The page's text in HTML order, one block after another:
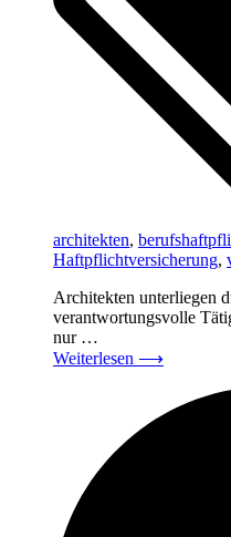
architekten,
Haftpflichtversicherung,
Architekten unterliegen
verantwortungsvolle
nur …
Weiterlesen ⟶